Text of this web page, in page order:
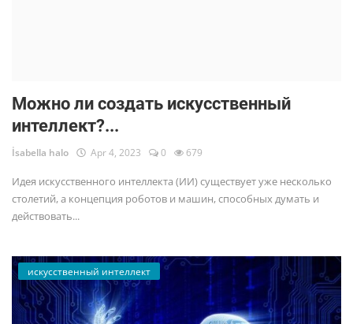
Можно ли создать искусственный
интеллект?...
İsabella halo Apr 4, 2023 0 679
Идея искусственного интеллекта (ИИ) существует уже несколько
столетий, а концепция роботов и машин, способных думать и
действовать...
искусственный интеллект